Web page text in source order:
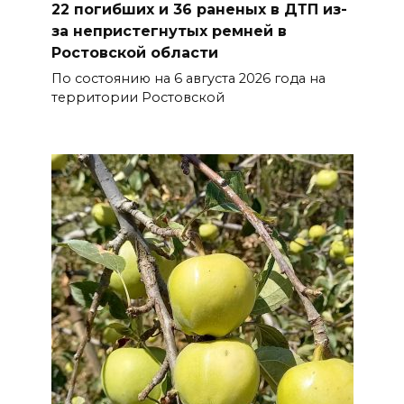
07 августа 2026 18:25
07 августа 2026 17:48
взаимодействие участников
избирательного процесса в
период ЕДГ-2026
07 августа 2026 17:14
В Ростове доходный дом
Емельяновых на Большой
Садовой, 94, обследуют
специалисты
07 августа 2026 17:03
22 погибших и 36 раненых в ДТП из-
за непристегнутых ремней в
Ростовской области
По состоянию на 6 августа 2026 года на
территории Ростовской